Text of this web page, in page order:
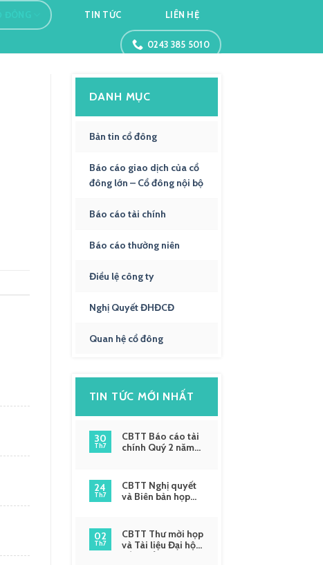
TIN TỨC LIÊN HỆ
0243 385 5010
DANH MỤC
Bản tin cổ đông
Báo cáo giao dịch của cổ
đông lớn – Cổ đông nội bộ
Báo cáo tài chính
Báo cáo thường niên
Điều lệ công ty
Nghị Quyết ĐHĐCĐ
Quan hệ cổ đông
TIN TỨC MỚI NHẤT
30
Th7
CBTT Báo cáo tài
chính Quý 2 năm
24
Th7
CBTT Nghị quyết
và Biên bản họp
02
Th7
CBTT Thư mời họp
và Tài liệu Đại hội
đồng cổ đông